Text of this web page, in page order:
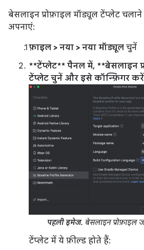
बेसलाइन प्रोफ़ाइल मॉड्यूल टेंप्लेट
अपनाएं:
फ़ाइल > नया > नया मॉड्यूल चुनें
**टेंप्लेट** पैनल में, **बेसलाइन
टेंप्लेट चुनें और इसे कॉन्फ़िगर
पहली इमेज. बेसलाइन प्रोफ़ाइल
टेंप्लेट में ये फ़ील्ड होते हैं: